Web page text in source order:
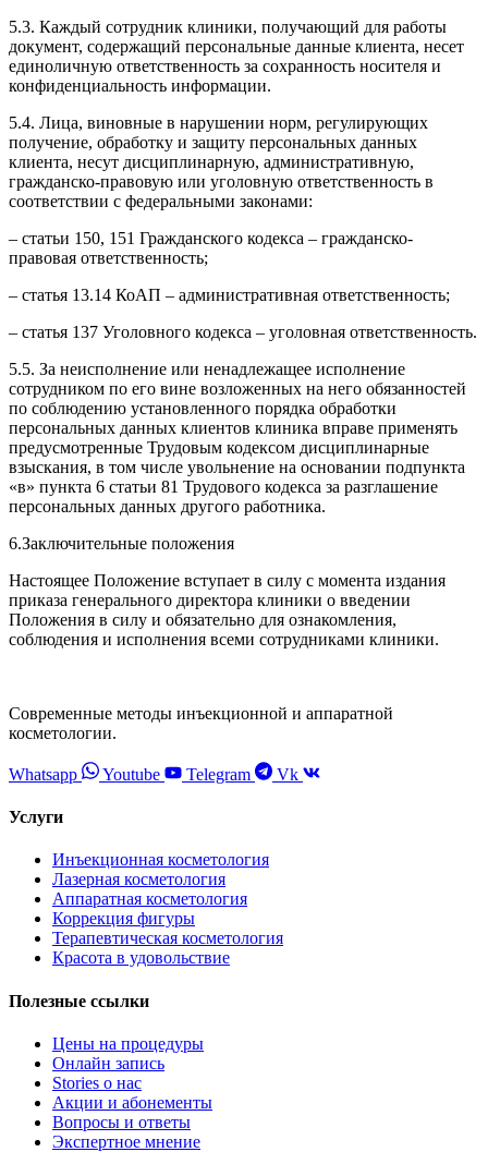
5.3. Каждый сотрудник клиники, получающий для работы
документ, содержащий персональные данные клиента, несет
единоличную ответственность за сохранность носителя и
конфиденциальность информации.
5.4. Лица, виновные в нарушении норм, регулирующих
получение, обработку и защиту персональных данных
клиента, несут дисциплинарную, административную,
гражданско-правовую или уголовную ответственность в
соответствии с федеральными законами:
– статьи 150, 151 Гражданского кодекса – гражданско-
правовая ответственность;
– статья 13.14 КоАП – административная ответственность;
– статья 137 Уголовного кодекса – уголовная ответственность.
5.5. За неисполнение или ненадлежащее исполнение
сотрудником по его вине возложенных на него обязанностей
по соблюдению установленного порядка обработки
персональных данных клиентов клиника вправе применять
предусмотренные Трудовым кодексом дисциплинарные
взыскания, в том числе увольнение на основании подпункта
«в» пункта 6 статьи 81 Трудового кодекса за разглашение
персональных данных другого работника.
6.Заключительные положения
Настоящее Положение вступает в силу с момента издания
приказа генерального директора клиники о введении
Положения в силу и обязательно для ознакомления,
соблюдения и исполнения всеми сотрудниками клиники.
Современные методы инъекционной и аппаратной
косметологии.
Whatsapp Youtube Telegram Vk
Услуги
Инъекционная косметология
Лазерная косметология
Аппаратная косметология
Коррекция фигуры
Терапевтическая косметология
Красота в удовольствие
Полезные ссылки
Цены на процедуры
Онлайн запись
Stories о нас
Акции и абонементы
Вопросы и ответы
Экспертное мнение